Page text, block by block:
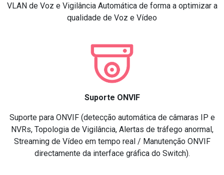
VLAN de Voz e Vigilância Automática de forma a optimizar a
qualidade de Voz e Vídeo
Suporte ONVIF
Suporte para ONVIF (detecção automática de câmaras IP e
NVRs, Topologia de Vigilância, Alertas de tráfego anormal,
Streaming de Vídeo em tempo real / Manutenção ONVIF
directamente da interface gráfica do Switch).